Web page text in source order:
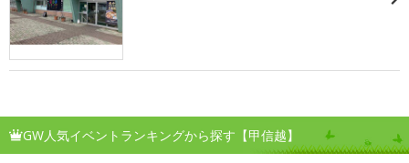
GW人気イベントランキングから探す【甲信越】